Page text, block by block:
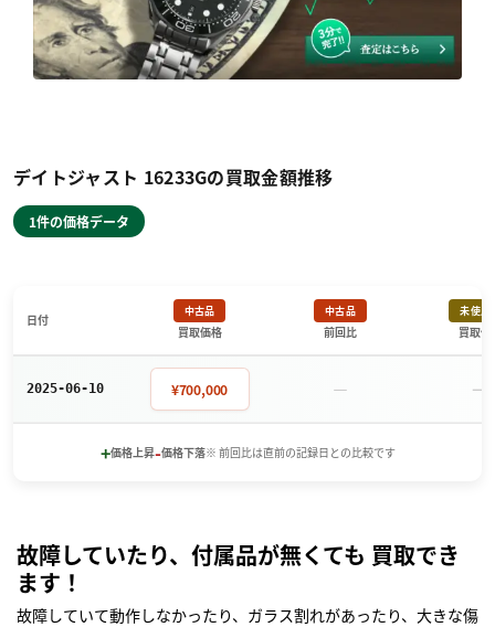
デイトジャスト 16233Gの買取金額推移
1件の価格データ
日付
中古品
買取価格
中古品
前回比
未使用
買取価
2025-06-10 ¥700,000 － －
+価格上昇-価格下落※ 前回比は直前の記録日との比較です
故障していたり、付属品が無くても 買取でき
ます！
故障していて動作しなかったり、ガラス割れがあったり、大きな傷